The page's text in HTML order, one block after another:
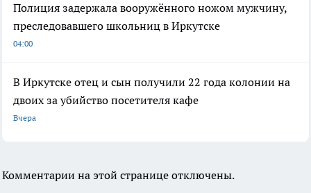
Полиция задержала вооружённого ножом мужчину,
преследовавшего школьниц в Иркутске
04:00
В Иркутске отец и сын получили 22 года колонии на
двоих за убийство посетителя кафе
Вчера
Комментарии на этой странице отключены.